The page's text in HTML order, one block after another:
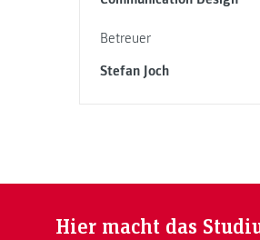
Betreuer
Stefan Joch
Hier macht das